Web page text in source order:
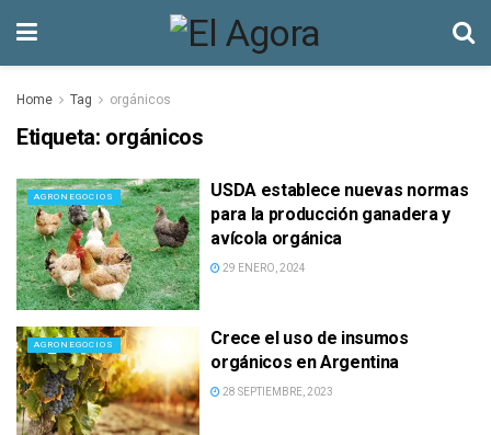
Home Tag orgánicos
Etiqueta: orgánicos
AGRONEGOCIOS
USDA establece nuevas normas
para la producción ganadera y
avícola orgánica
29 ENERO, 2024
AGRONEGOCIOS
Crece el uso de insumos
orgánicos en Argentina
28 SEPTIEMBRE, 2023